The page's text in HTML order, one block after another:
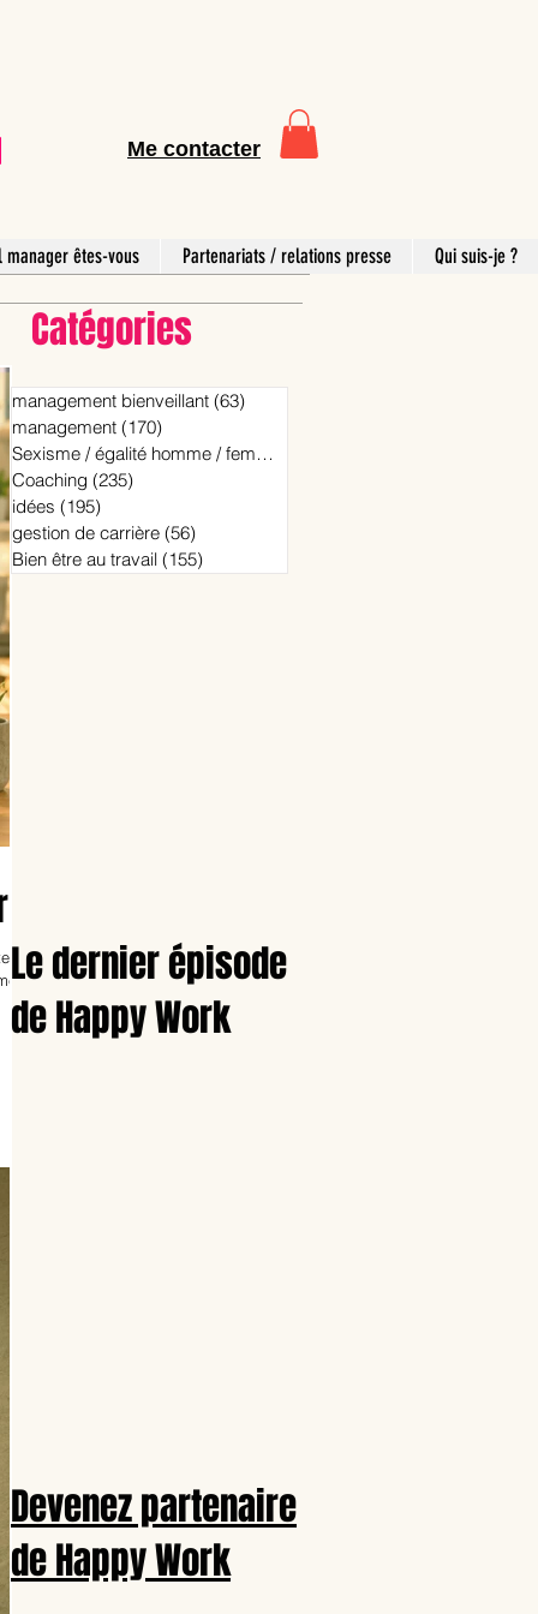
Me contacter
manager êtes-vous Partenariats / relations presse Qui suis-je ?
Catégories
et
management bienveillant (63)
management (170)
Sexisme / égalité homme / femme
Coaching (235)
idées (195)
gestion de carrière (56)
Bien être au travail (155)
Le dernier épisode
de Happy Work
Devenez partenaire
de Happy Work